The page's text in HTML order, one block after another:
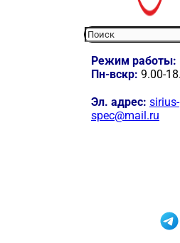
Режим работы:
Пн-вскр: 9.00-
Эл. адрес: sirius-
spec@mail.ru